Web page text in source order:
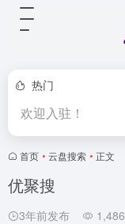
热门
欢迎入驻！
首页 • 云盘搜索 • 正文
优聚搜
3年前发布 1,486